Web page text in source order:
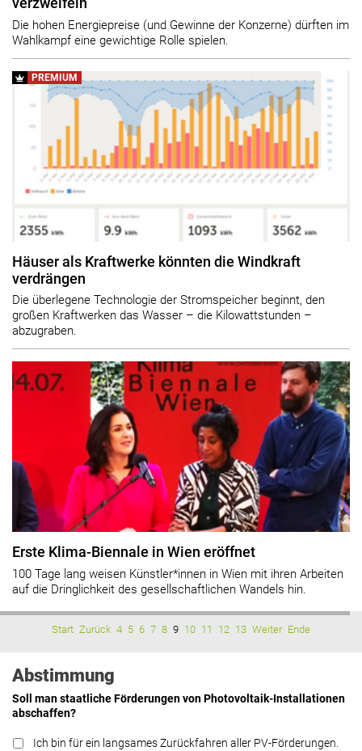
verzweifeln
Die hohen Energiepreise (und Gewinne der Konzerne) dürften im
Wahlkampf eine gewichtige Rolle spielen.
PREMIUM
Häuser als Kraftwerke könnten die Windkraft
verdrängen
Die überlegene Technologie der Stromspeicher beginnt, den
großen Kraftwerken das Wasser – die Kilowattstunden –
abzugraben.
Erste Klima-Biennale in Wien eröffnet
100 Tage lang weisen Künstler*innen in Wien mit ihren Arbeiten
auf die Dringlichkeit des gesellschaftlichen Wandels hin.
Start Zurück 4 5 6 7 8 9 10 11 12 13 Weiter Ende
Abstimmung
Soll man staatliche Förderungen von Photovoltaik-Installationen
abschaffen?
Ich bin für ein langsames Zurückfahren aller PV-Förderungen.